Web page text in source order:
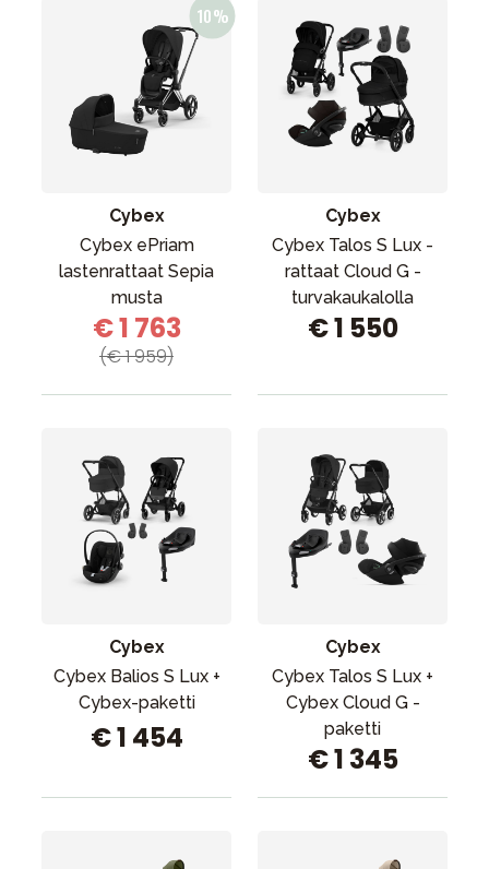
Cybex
Cybex ePriam
lastenrattaat Sepia
musta
€ 1 763
(€ 1 959)
Cybex
Cybex Talos S Lux -
rattaat Cloud G -
turvakaukalolla
€ 1 550
Cybex
Cybex Balios S Lux +
Cybex-paketti
€ 1 454
Cybex
Cybex Talos S Lux +
Cybex Cloud G -
paketti
€ 1 345
Aurinko ja uinti Outlet
Ota meihin yhteyttä osoitteessa
Myymälämme